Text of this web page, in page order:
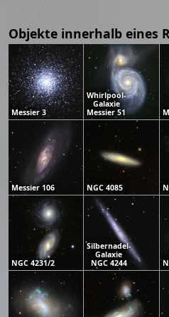
Objekte innerhalb eines
Messier 3
Whirlpool-
Galaxie
Messier 51
Messier 106 NGC 4085
NGC 4231/2
Silbernadel-
Galaxie
NGC 4244